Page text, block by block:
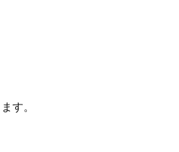
す。